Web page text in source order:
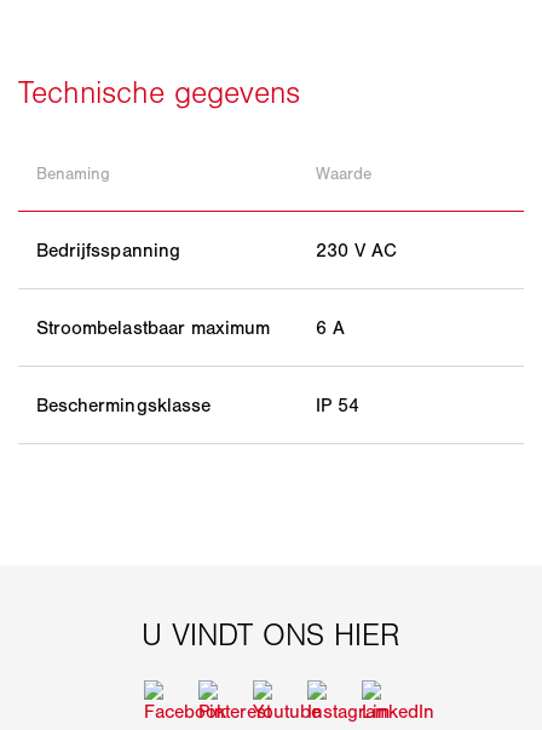
Benaming Waarde
Bedrijfsspanning 230 V AC
Stroombelastbaar maximum 6 A
Beschermingsklasse IP 54